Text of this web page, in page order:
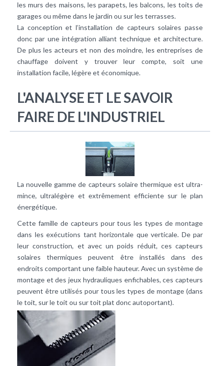
les murs des maisons, les parapets, les balcons, les toits de
garages ou même dans le jardin ou sur les terrasses.
La conception et l’installation de capteurs solaires passe
donc par une intégration alliant technique et architecture.
De plus les acteurs et non des moindre, les entreprises de
chauffage doivent y trouver leur compte, soit une
installation facile, légère et économique.
L'ANALYSE ET LE SAVOIR
FAIRE DE L'INDUSTRIEL
La nouvelle gamme de capteurs solaire thermique est ultra-
mince, ultralégère et extrêmement efficiente sur le plan
énergétique.
Cette famille de capteurs pour tous les types de montage
dans les exécutions tant horizontale que verticale. De par
leur construction, et avec un poids réduit, ces capteurs
solaires thermiques peuvent être installés dans des
endroits comportant une faible hauteur. Avec un système de
montage et des jeux hydrauliques enfichables, ces capteurs
peuvent être utilisés pour tous les types de montage (dans
le toit, sur le toit ou sur toit plat donc autoportant).